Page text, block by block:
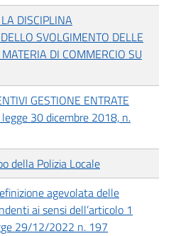
DISCIPLINA
SVOLGIMENTO DELLE
DI COMMERCIO SU
GESTIONE ENTRATE
30 dicembre 2018, n.
della Polizia Locale
agevolata delle
ai sensi dell’articolo 1
29/12/2022 n. 197